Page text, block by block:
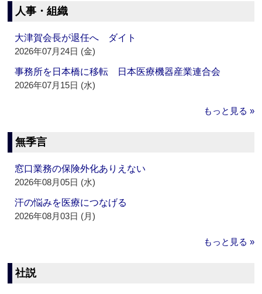
人事・組織
大津賀会長が退任へ ダイト
2026年07月24日 (金)
事務所を日本橋に移転 日本医療機器産業連合会
2026年07月15日 (水)
もっと見る »
無季言
窓口業務の保険外化ありえない
2026年08月05日 (水)
汗の悩みを医療につなげる
2026年08月03日 (月)
もっと見る »
社説